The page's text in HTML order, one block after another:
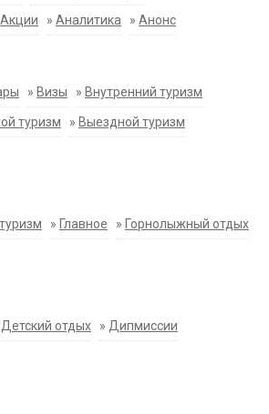
Акции » Аналитика » Анонс
» Визы » Внутренний туризм
туризм » Выездной туризм
» Главное » Горнолыжный отдых
Детский отдых » Дипмиссии